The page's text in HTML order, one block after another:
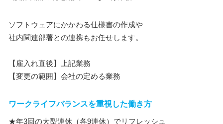
ソフトウェアにかかわる仕様書の作成や
社内関連部署との連携もお任せします。
【雇入れ直後】上記業務
【変更の範囲】会社の定める業務
ワークライフバランスを重視した働き方
★年3回の大型連休（各9連休）でリフレッシュ